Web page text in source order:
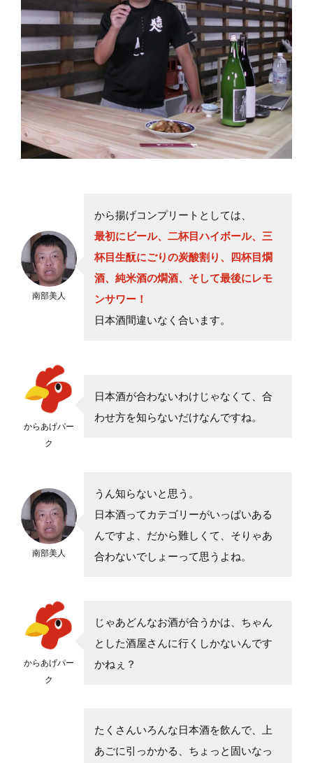
南部美人
から揚げコンプリートとしては、
最初にビール、二杯目ハイボール、三
杯目生酛にごりの炭酸割り、四杯目燗
酒、純米酒の燗酒、そして最後にレモ
ンサワー！
日本酒間違いなく合います。
からあげパー
ク
日本酒が合わないわけじゃなくて、合
わせ方を知らないだけなんですね。
南部美人
うん知らないと思う。
日本酒ってカテゴリーがいっぱいある
んですよ、だから難しくて、そりゃあ
合わないでしょーって思うよね。
からあげパー
ク
じゃあどんなお酒が合うかは、ちゃん
とした酒屋さんに行くしかないんです
かねぇ？
たくさんいろんな日本酒を飲んで、上
あごに引っかかる、ちょっと固いなっ